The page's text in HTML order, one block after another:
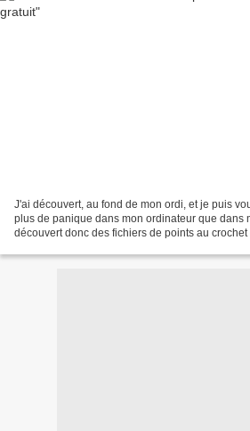
J'ai découvert, au fond de mon ordi, et je puis
plus de panique dans mon ordinateur que dans
découvert donc des fichiers de points au crochet